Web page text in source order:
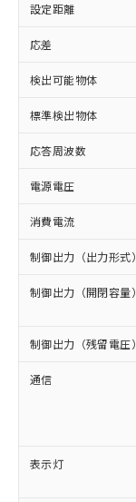
設定距離
応差
検出可能物体
標準検出物体
応答周波数
電源電圧
消費電流
制御出力（出力形式）
制御出力（開閉容量）
制御出力（残留電圧）
通信
表示灯